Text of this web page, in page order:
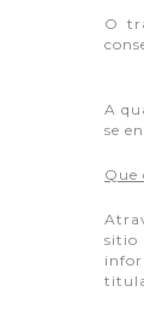
O
A
se
Que
sitio